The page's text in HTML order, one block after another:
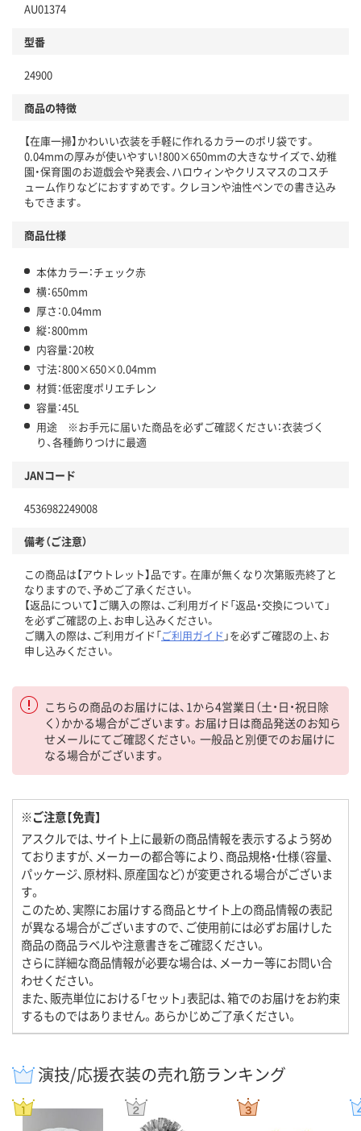
AU01374
型番
24900
商品の特徴
【在庫一掃】かわいい衣装を手軽に作れるカラーのポリ袋です。
0.04mmの厚みが使いやすい！800×650mmの大きなサイズで、幼稚
園・保育園のお遊戯会や発表会、ハロウィンやクリスマスのコスチ
ューム作りなどにおすすめです。クレヨンや油性ペンでの書き込み
もできます。
商品仕様
本体カラー：チェック赤
横：650mm
厚さ：0.04mm
縦：800mm
内容量：20枚
寸法：800×650×0.04mm
材質：低密度ポリエチレン
容量：45L
用途 ※お手元に届いた商品を必ずご確認ください：衣装づく
り、各種飾りつけに最適
JANコード
4536982249008
備考（ご注意）
この商品は【アウトレット】品です。在庫が無くなり次第販売終了と
なりますので、予めご了承ください。
【返品について】ご購入の際は、ご利用ガイド「返品・交換について」
を必ずご確認の上、お申し込みください。
ご購入の際は、ご利用ガイド「ご利用ガイド 」を必ずご確認の上、お
申し込みください。
こちらの商品のお届けには、1から4営業日（土・日・祝日除
く）かかる場合がございます。お届け日は商品発送のお知ら
せメールにてご確認ください。一般品と別便でのお届けに
なる場合がございます。
※ご注意【免責】
アスクルでは、サイト上に最新の商品情報を表示するよう努め
ておりますが、メーカーの都合等により、商品規格・仕様（容量、
パッケージ、原材料、原産国など）が変更される場合がございま
す。
このため、実際にお届けする商品とサイト上の商品情報の表記
が異なる場合がございますので、ご使用前には必ずお届けした
商品の商品ラベルや注意書きをご確認ください。
さらに詳細な商品情報が必要な場合は、メーカー等にお問い合
わせください。
また、販売単位における「セット」表記は、箱でのお届けをお約束
するものではありません。あらかじめご了承ください。
演技/応援衣装の売れ筋ランキング